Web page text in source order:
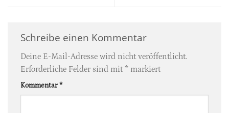
Schreibe einen Kommentar
Deine E-Mail-Adresse wird nicht veröffentlicht.
Erforderliche Felder sind mit* markiert
Kommentar*